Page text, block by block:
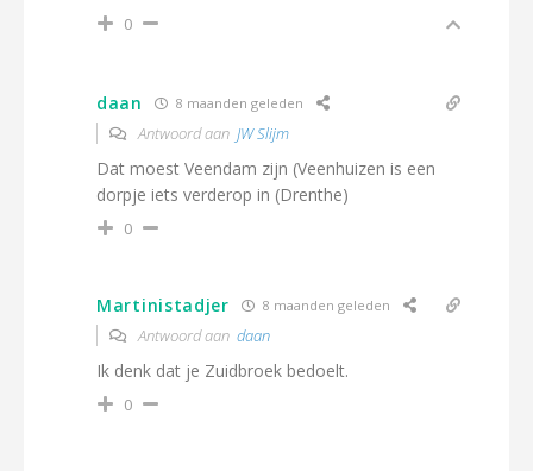
0
daan 8 maanden geleden
Antwoord aan JW Slijm
Dat moest Veendam zijn (Veenhuizen is een
dorpje iets verderop in (Drenthe)
0
Martinistadjer 8 maanden geleden
Antwoord aan daan
Ik denk dat je Zuidbroek bedoelt.
0